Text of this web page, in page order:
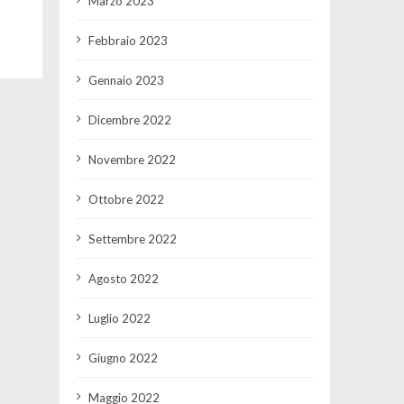
Febbraio 2023
Gennaio 2023
Dicembre 2022
Novembre 2022
Ottobre 2022
Settembre 2022
Agosto 2022
Luglio 2022
Giugno 2022
Maggio 2022